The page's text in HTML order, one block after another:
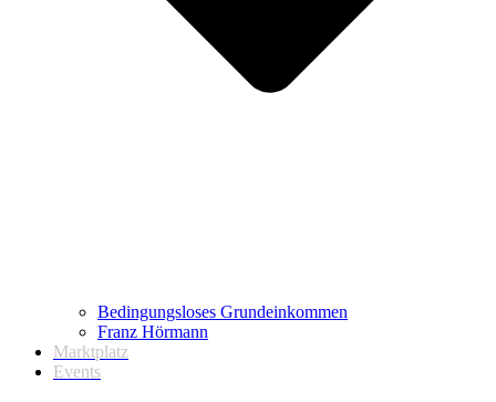
Bedingungsloses Grundeinkommen
Franz Hörmann
Marktplatz
Events